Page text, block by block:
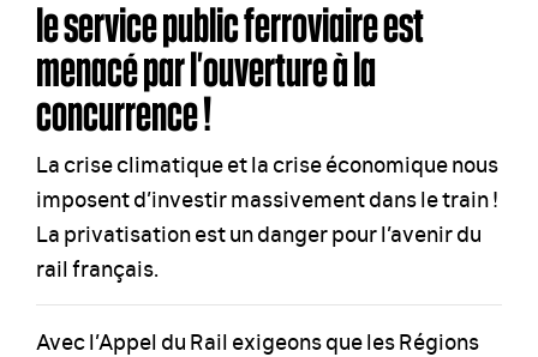
le service public ferroviaire est
menacé par l’ouverture à la
concurrence !
La crise climatique et la crise économique nous
imposent d’investir massivement dans le train !
La privatisation est un danger pour l’avenir du
rail français.
Avec l’Appel du Rail exigeons que les Régions